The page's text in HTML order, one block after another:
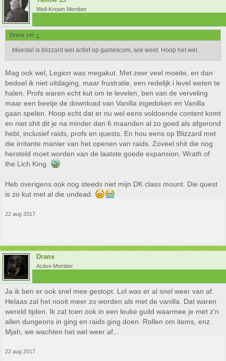
Well-Known Member
Dranx zei: ↑
Meestal is blizzard wel actief op gamescom, wie weet. Hoop het wel.
Mag ook wel, Legion was megakut. Met zeer veel moeite, en dan
bedoel ik niet uitdaging, maar frustratie, een redelijk i level weten te
halen. Profs waren echt kut om te levelen, ben van de verveling
maar een beetje de download van Vanilla ingedoken en Vanilla
gaan spelen. Hoop echt dat er nu wel eens voldoende content komt
en niet shit dit je na minder dan 6 maanden al zo goed als afgerond
hebt, inclusief raids, profs en quests. En hou eens op Blizzard met
die irritante manier van het openen van raids. Zoveel shit die nog
hersteld moet worden van de laatste goede expansion, Wrath of
the Lich King.
Heb overigens ook nog steeds niet mijn DK class mount. Die quest
is zo kut met al die undead.
22 aug 2017
Dranx
Active Member
Ja ik ben er ook snel mee gestopt. Lol was er al snel weer van af.
Helaas zal het nooit meer zo worden als met de vanilla. Dat waren
wereld tijden. Ik zat toen ook in een leuke guild waarmee je met z'n
allen dungeons in ging en raids ging doen. Rollen om items, enz.
Mjah, we wachten het wel weer af...
22 aug 2017